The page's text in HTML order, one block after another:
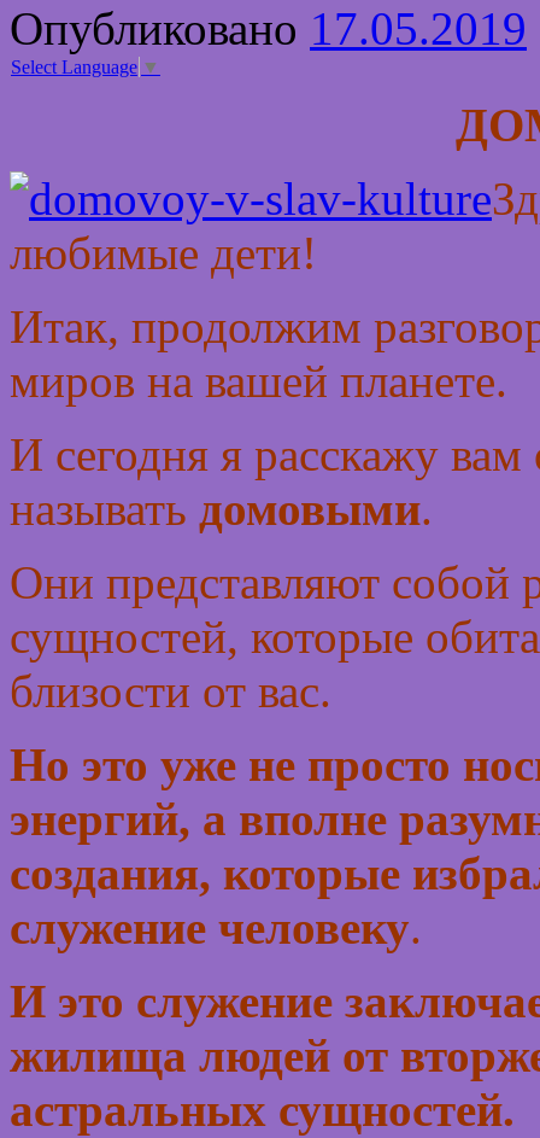
Опубликовано 17.05.2019
Select Language ▼
любимые дети!
Итак, продолжим
миров на вашей планете.
И сегодня я расскажу вам
называть домовыми.
Они представляют собой
сущностей, которые
близости от вас.
Но это уже не просто
энергий, а вполне
создания, которые
служение человеку.
И это служение
жилища людей от
астральных сущностей.